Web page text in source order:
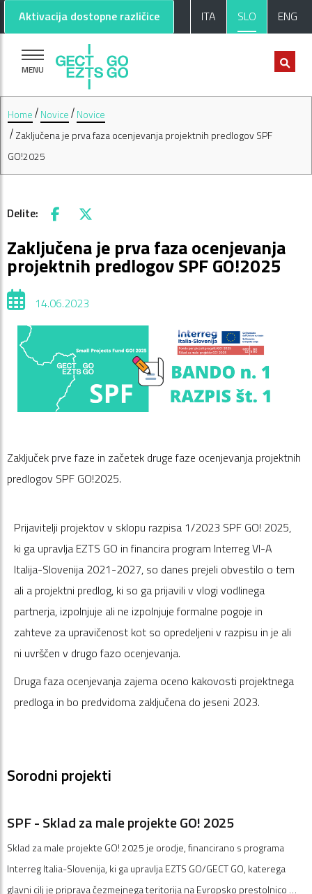
Pojdi na glavno vsebino
Pojdi na nogo strani
Aktivacija dostopne različice ITA SLO ENG
MENU
Home Novice
Novice
Zaključena je prva faza ocenjevanja projektnih predlogov SPF
GO!2025
Delite: Facebook
X
Zaključena je prva faza ocenjevanja
projektnih predlogov SPF GO!2025
14.06.2023
Zaključek prve faze in začetek druge faze ocenjevanja projektnih
predlogov SPF GO!2025.
Prijavitelji projektov v sklopu razpisa 1/2023 SPF GO! 2025,
ki ga upravlja EZTS GO in financira program Interreg VI-A
Italija-Slovenija 2021-2027, so danes prejeli obvestilo o tem
ali a projektni predlog, ki so ga prijavili v vlogi vodlinega
partnerja, izpolnjuje ali ne izpolnjuje formalne pogoje in
zahteve za upravičenost kot so opredeljeni v razpisu in je ali
ni uvrščen v drugo fazo ocenjevanja.
Druga faza ocenjevanja zajema oceno kakovosti projektnega
predloga in bo predvidoma zaključena do jeseni 2023.
Sorodni projekti
SPF - Sklad za male projekte GO! 2025
Sklad za male projekte GO! 2025 je orodje, financirano s programa
Interreg Italia-Slovenija, ki ga upravlja EZTS GO/GECT GO, katerega
glavni cilj je priprava čezmejnega teritorija na Evropsko prestolnico …